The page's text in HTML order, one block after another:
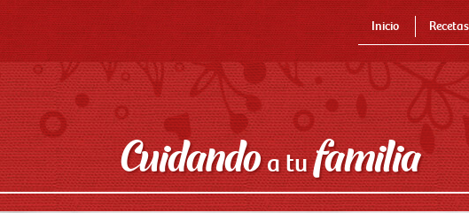
Inicio
Cuidandoa tufamilia